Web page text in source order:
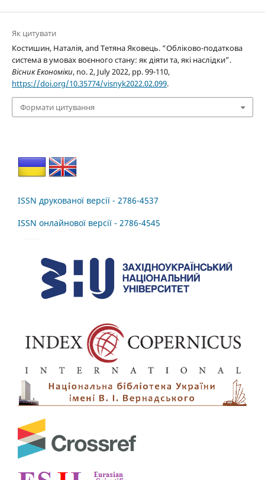
Як цитувати
Костишин, Наталія, and Тетяна Яковець. “Обліково-податкова
система в умовах воєнного стану: як діяти та, які наслідки”.
Вісник Економіки, no. 2, July 2022, pp. 99-110,
https://doi.org/10.35774/visnyk2022.02.099.
Формати цитування
ISSN друкованої версії - 2786-4537
ISSN онлайнової версії - 2786-4545